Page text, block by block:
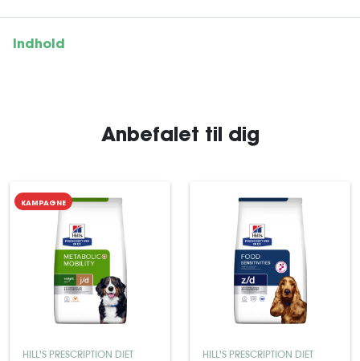
Indhold
Anbefalet til dig
KAMPAGNE
HILL'S PRESCRIPTION DIET HILL'S PRESCRIPTION DIET